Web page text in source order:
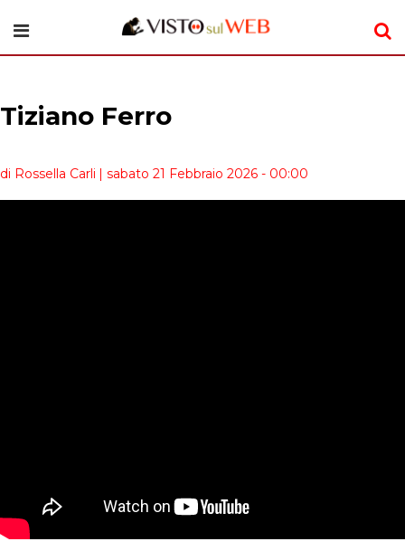
Tiziano Ferro
di Rossella Carli | sabato 21 Febbraio 2026 - 00:00